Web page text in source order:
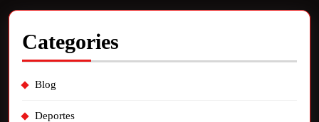
Categories
Blog
Deportes